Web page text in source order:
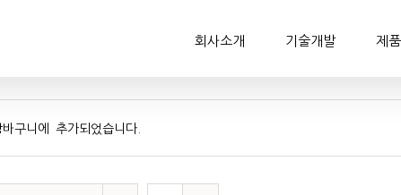
회사소개 기술개발 제
구니에 추가되었습니다.